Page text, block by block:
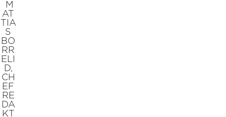
M
AT
TIA
S
BO
RR
ELI
D,
CH
EF
RE
DA
KT